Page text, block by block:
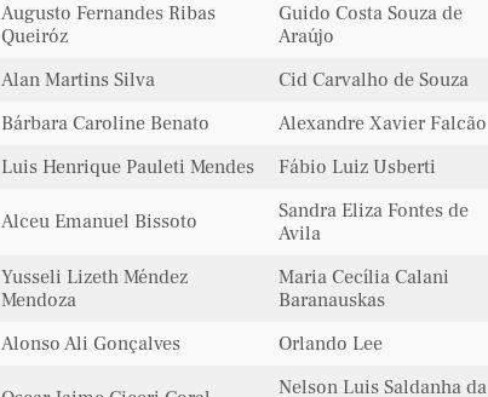
Augusto Fernandes Ribas
Queiróz
Guido Costa Souza de
Araújo
Alan Martins Silva
Cid Carvalho de Souza
Bárbara Caroline Benato
Alexandre Xavier Falcão
Luis Henrique Pauleti Mendes Fábio Luiz Usberti
Alceu Emanuel Bissoto
Sandra Eliza Fontes de
Avila
Yusseli Lizeth Méndez
Mendoza
Maria Cecília Calani
Baranauskas
Alonso Ali Gonçalves Orlando Lee
Nelson Luis Saldanha da